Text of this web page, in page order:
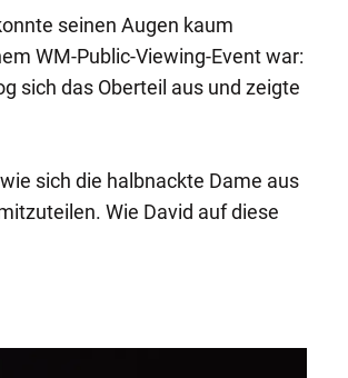
seinen Augen kaum
WM-Public-Viewing-Event war:
sich das Oberteil aus und zeigte
sich die halbnackte Dame aus
Wie David auf diese